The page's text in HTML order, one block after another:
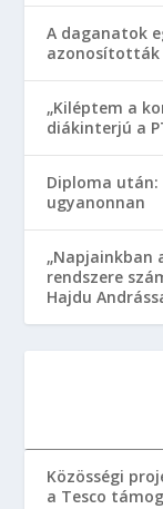
A daganatok
azonosították
„Kiléptem a
diákinterjú a
Diploma
ugyanonnan
„Napjainkban
rendszere
Hajdu
Közösségi
a Tesco